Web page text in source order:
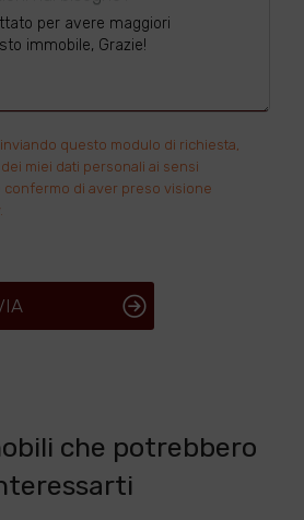
questo modulo di richiesta,
miei dati personali ai sensi
confermo di aver preso visione
che potrebbero